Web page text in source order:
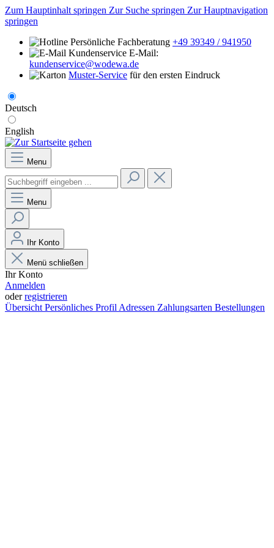
Zum Hauptinhalt springen Zur Suche springen Zur Hauptnavigation
springen
Persönliche Fachberatung +49 39349 / 941950
E-Mail:
kundenservice@wodewa.de
Muster-Service für den ersten Eindruck
Deutsch
English
Menu
Menu
Ihr Konto
Menü schließen
Ihr Konto
Anmelden
oderregistrieren
Übersicht Persönliches Profil Adressen Zahlungsarten Bestellungen